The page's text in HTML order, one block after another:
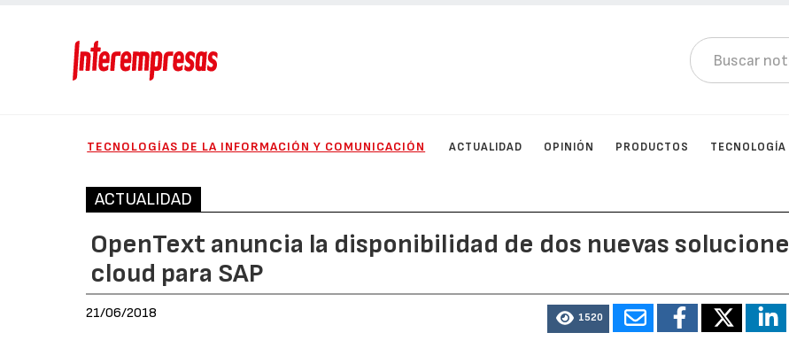
TECNOLOGÍAS DE LA INFORMACIÓN Y COMUNICACIÓN ACTUALIDAD OPINIÓN PRODUCTOS TECNOLOGÍA
ACTUALIDAD
OpenText anuncia la disponibilidad de dos nuevas
cloud para SAP
21/06/2018 1520